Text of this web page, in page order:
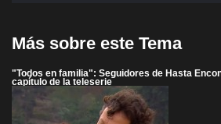
Más sobre este Tema
"Todos en familia": Seguidores de Hasta
capítulo de la teleserie